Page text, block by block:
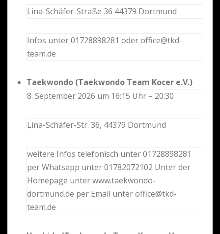
Lina-Schäfer-Straße 36 44379 Dortmund
Infos unter 01728898281 oder office@tkd-
team.de
Taekwondo (Taekwondo Team Kocer e.V.)
8. September 2026 um 16:15 Uhr – 20:30
Lina-Schäfer-Str. 36, 44379 Dortmund
weitere Infos telefonisch unter 01728898281
per Whatsapp unter 01782072102 Unter der
Homepage unter www.taekwondo-
dortmund.de per Email unter office@tkd-
team.de